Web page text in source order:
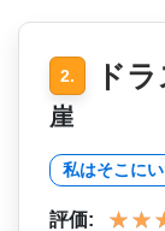
2. ド
崖
私はそこに
評価: